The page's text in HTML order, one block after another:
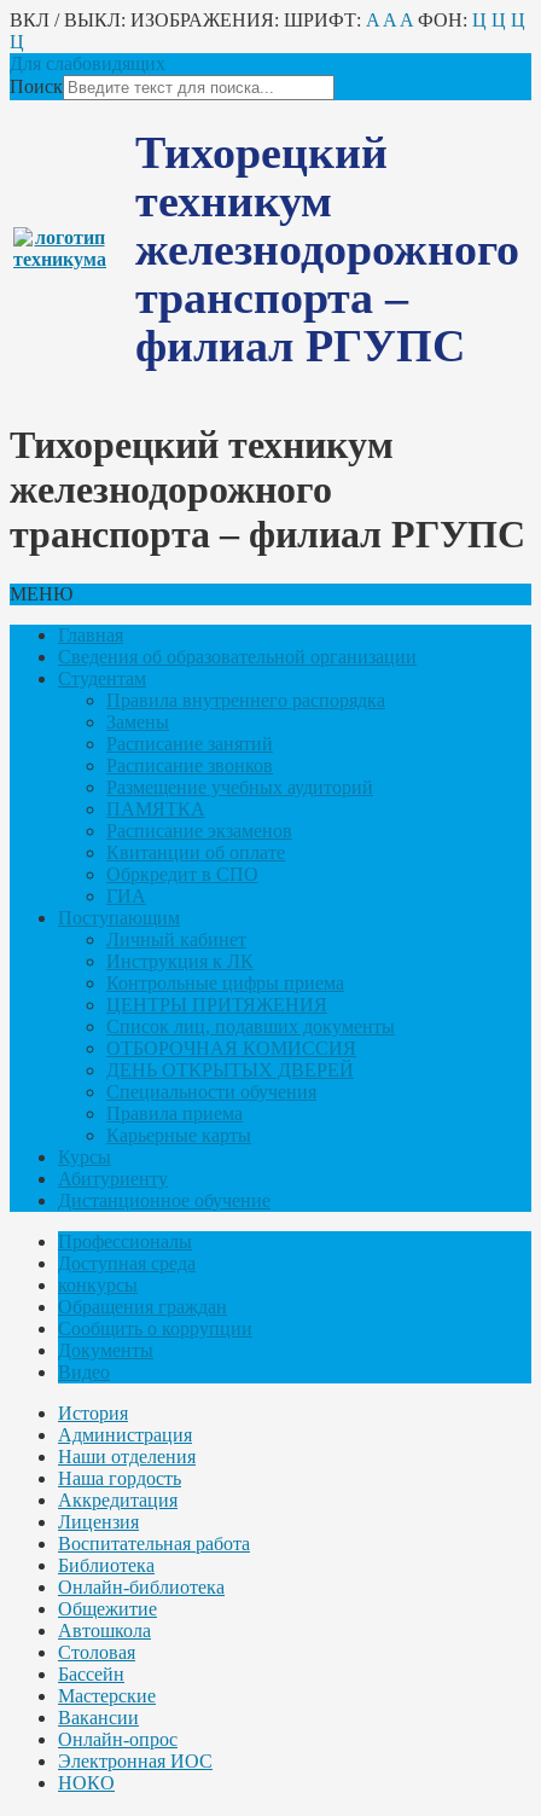
ВКЛ / ВЫКЛ: ИЗОБРАЖЕНИЯ: ШРИФТ: A A A ФОН: Ц Ц Ц
Ц
Для слабовидящих
Поиск
Тихорецкий
техникум
железнодорожного
транспорта –
филиал РГУПС
Тихорецкий техникум
железнодорожного
транспорта – филиал РГУПС
МЕНЮ
Главная
Сведения об образовательной организации
Студентам
Правила внутреннего распорядка
Замены
Расписание занятий
Расписание звонков
Размещение учебных аудиторий
ПАМЯТКА
Расписание экзаменов
Квитанции об оплате
Обркредит в СПО
ГИА
Поступающим
Личный кабинет
Инструкция к ЛК
Контрольные цифры приема
ЦЕНТРЫ ПРИТЯЖЕНИЯ
Список лиц, подавших документы
ОТБОРОЧНАЯ КОМИССИЯ
ДЕНЬ ОТКРЫТЫХ ДВЕРЕЙ
Специальности обучения
Правила приема
Карьерные карты
Курсы
Абитуриенту
Дистанционное обучение
Профессионалы
Доступная среда
конкурсы
Обращения граждан
Сообщить о коррупции
Документы
Видео
История
Администрация
Наши отделения
Наша гордость
Аккредитация
Лицензия
Воспитательная работа
Библиотека
Онлайн-библиотека
Общежитие
Автошкола
Столовая
Бассейн
Мастерские
Вакансии
Онлайн-опрос
Электронная ИОС
НОКО